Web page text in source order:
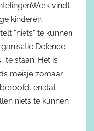
vindt
kinderen
“niets” te kunnen
Defence
te staan. Het is
meisje zomaar
en dat
niets te kunnen